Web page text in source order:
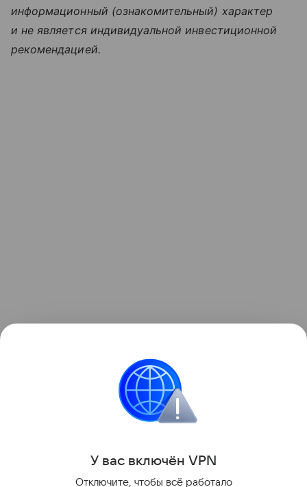
информационный (ознакомительный) характер
и не является индивидуальной инвестиционной
рекомендацией.
Акции: их виды и способы
инвестирования
В статье подробно расскажем о том, что такое
акции и как на них можно заработать.
У вас включён VPN
Отключите, чтобы всё работало